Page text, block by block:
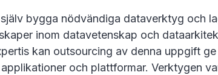
bygga nödvändiga dataverktyg och
inom datavetenskap och
kan outsourcing av denna uppgift
och plattformar. Verktygen